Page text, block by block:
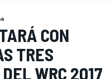
CON
TRES
WRC 2017